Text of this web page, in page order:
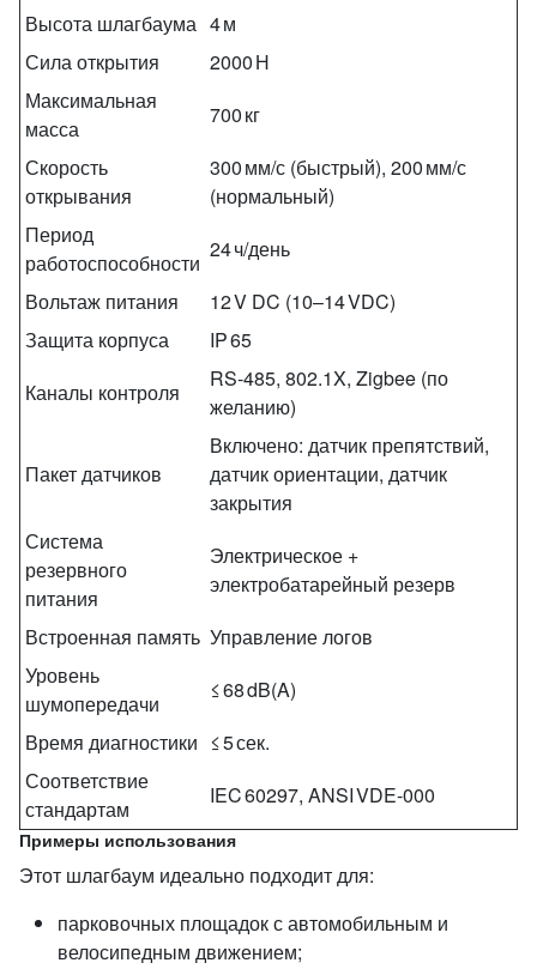
Высота шлагбаума 4 м
Сила открытия
2000 Н
Максимальная
масса
700 кг
Скорость
открывания
300 мм/с (быстрый), 200 мм/с
(нормальный)
Период
работоспособности
24 ч/день
Вольтаж питания
12 V DC (10–14 VDC)
Защита корпуса
IP 65
Каналы контроля
RS‑485, 802.1X, Zigbee (по
желанию)
Пакет датчиков
Включено: датчик препятствий,
датчик ориентации, датчик
закрытия
Система
резервного
питания
Электрическое +
электробатарейный резерв
Встроенная память Управление логов
Уровень
шумопередачи
≤ 68 dB(A)
Время диагностики ≤ 5 сек.
Соответствие
стандартам
IEC 60297, ANSI VDE‑000
Примеры использования
Этот шлагбаум идеально подходит для:
парковочных площадок с автомобильным и
велосипедным движением;